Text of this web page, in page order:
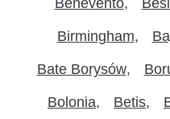
Birmingham
Bate Borysów
Bolonia Betis